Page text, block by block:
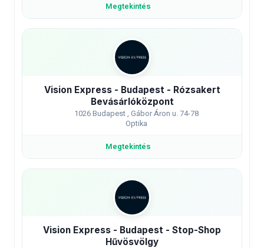
Megtekintés
Vision Express - Budapest - Rózsakert
Bevásárlóközpont
1026 Budapest , Gábor Áron u. 74-78
Optika
Megtekintés
Vision Express - Budapest - Stop-Shop
Hűvösvölgy